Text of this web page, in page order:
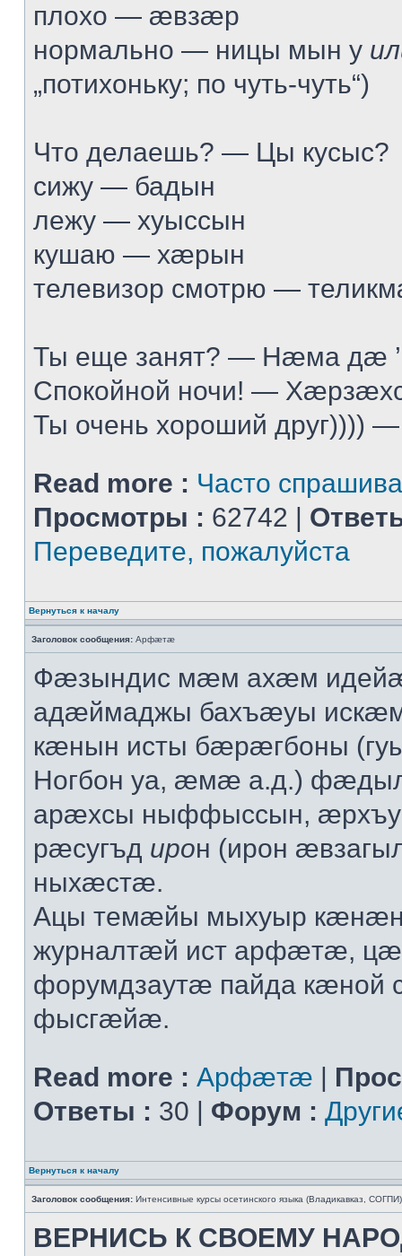
плохо — æвзæр
нормально — ницы мын у
„потихоньку; по чуть-чуть“)
Что делаешь? — Цы кусыс?
сижу — бадын
лежу — хуыссын
кушаю — хæрын
телевизор смотрю —
Ты еще занят? — Нæма дæ
Спокойной ночи! —
Ты очень хороший
Read more : Часто
Просмотры : 62742 |
Переведите, пожалуйста
Вернуться к началу
Заголовок сообщения: Арфæтæ
Фæзындис мæм ахæм
адæймаджы бахъæуы
кæнын исты бæрæгбоны
Ногбон уа, æмæ а.д.)
арæхсы ныффыссын,
рæсугъд ирон (ирон
ныхæстæ.
Ацы темæйы мыхуыр
журналтæй ист арфæтæ,
форумдзаутæ пайда
фысгæйæ.
Read more : Арфæтæ |
Ответы : 30 | Форум :
Вернуться к началу
Заголовок сообщения: Интенсивные курсы осетинского языка (Владикавказ, СОГПИ)
ВЕРНИСЬ К СВОЕМУ